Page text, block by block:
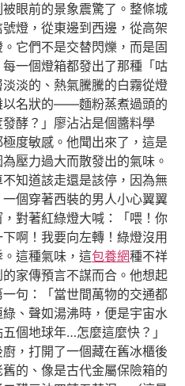
眼前的景象震驚了。整條城
燈，從東邊到西邊，從高架
它們不是交替閃爍，而是固
一個燈箱都發出了那種「咕
淡的、熱氣騰騰的白霧從燈
以名狀的——麵粉蒸煮過頭的
酵？」廖沾沾是個醬料學
度敏感。他聞出來了，這是
壓力過大而散發出的氣味。
知道該走還是該停，因為無
個穿著西裝的男人小心翼翼
對著紅綠燈大喊：「喂！你
啊！我要向左轉！綠燈沒用
這種氣味，這包養網種不祥
家傳預言不謀而合。他想起
句：「當世間萬物的交通都
、聲如湯沸時，便是宇宙水
個地球年…怎麼這麼快？」
，打開了一個藏在舊冰櫃後
的、像是古代金屬保險箱的